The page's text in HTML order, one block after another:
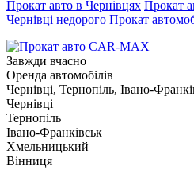
Прокат авто в Чернівцях Прокат
Чернівці недорого Прокат
Завжди вчасно
Оренда автомобілів
Чернівці, Тернопіль, Івано-
Чернівці
Тернопіль
Івано-Франківськ
Хмельницький
Вінниця